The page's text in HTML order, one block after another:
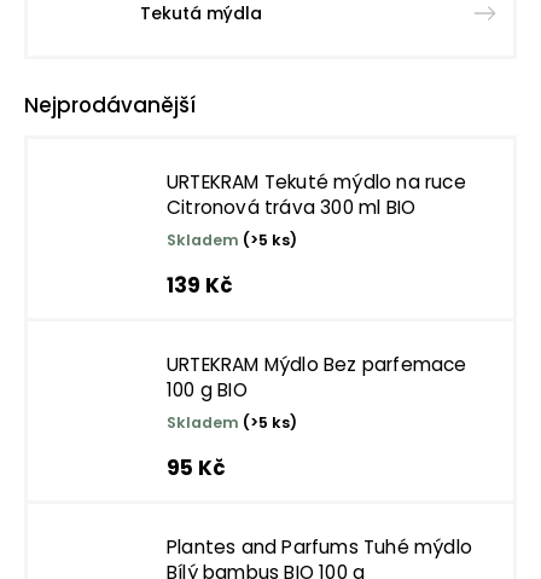
Tekutá mýdla
Nejprodávanější
URTEKRAM Tekuté mýdlo na ruce
Citronová tráva 300 ml BIO
Skladem (>5 ks)
139 Kč
URTEKRAM Mýdlo Bez parfemace
100 g BIO
Skladem (>5 ks)
95 Kč
Plantes and Parfums Tuhé mýdlo
Bílý bambus BIO 100 g